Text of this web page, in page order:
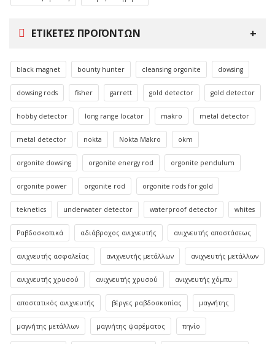
ΕΤΙΚΈΤΕΣ ΠΡΟΪΌΝΤΩΝ
black magnet bounty hunter cleansing orgonite dowsing
dowsing rods fisher garrett gold detector gold detector
hobby detector long range locator makro metal detector
metal detector nokta Nokta Makro okm
orgonite dowsing orgonite energy rod orgonite pendulum
orgonite power orgonite rod orgonite rods for gold
teknetics underwater detector waterproof detector whites
Ραβδοσκοπικά αδιάβροχος ανιχνευτής ανιχνευτής αποστάσεως
ανιχνευτής ασφαλείας ανιχνευτής μετάλλων ανιχνευτής μετάλλων
ανιχνευτής χρυσού ανιχνευτής χρυσού ανιχνευτής χόμπυ
αποστατικός ανιχνευτής βέργες ραβδοσκοπίας μαγνήτης
μαγνήτης μετάλλων μαγνήτης ψαρέματος πηνίο